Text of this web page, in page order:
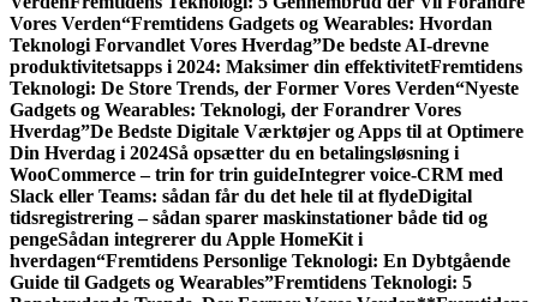
Vores Verden“Fremtidens Gadgets og Wearables: Hvordan
Teknologi Forvandlet Vores Hverdag”De bedste AI-drevne
produktivitetsapps i 2024: Maksimer din effektivitetFremtidens
Teknologi: De Store Trends, der Former Vores Verden“Nyeste
Gadgets og Wearables: Teknologi, der Forandrer Vores
Hverdag”De Bedste Digitale Værktøjer og Apps til at Optimere
Din Hverdag i 2024Så opsætter du en betalingsløsning i
WooCommerce – trin for trin guideIntegrer voice-CRM med
Slack eller Teams: sådan får du det hele til at flydeDigital
tidsregistrering – sådan sparer maskinstationer både tid og
pengeSådan integrerer du Apple HomeKit i
hverdagen“Fremtidens Personlige Teknologi: En Dybtgående
Guide til Gadgets og Wearables”Fremtidens Teknologi: 5